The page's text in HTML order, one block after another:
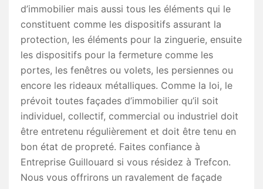
d’immobilier mais aussi tous les éléments qui le
constituent comme les dispositifs assurant la
protection, les éléments pour la zinguerie, ensuite
les dispositifs pour la fermeture comme les
portes, les fenêtres ou volets, les persiennes ou
encore les rideaux métalliques. Comme la loi, le
prévoit toutes façades d’immobilier qu’il soit
individuel, collectif, commercial ou industriel doit
être entretenu régulièrement et doit être tenu en
bon état de propreté. Faites confiance à
Entreprise Guillouard si vous résidez à Trefcon.
Nous vous offrirons un ravalement de façade